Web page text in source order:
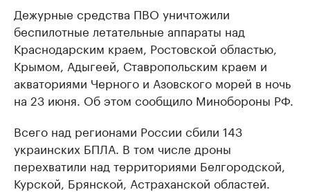
Дежурные средства ПВО уничтожили
беспилотные летательные аппараты над
Краснодарским краем, Ростовской областью,
Крымом, Адыгеей, Ставропольским краем и
акваториями Черного и Азовского морей в ночь
на 23 июня. Об этом сообщило Минобороны РФ.
Всего над регионами России сбили 143
украинских БПЛА. В том числе дроны
перехватили над территориями Белгородской,
Курской, Брянской, Астраханской областей.